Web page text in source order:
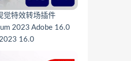
觉特效转场插件
2023 Adobe 16.0
16.0